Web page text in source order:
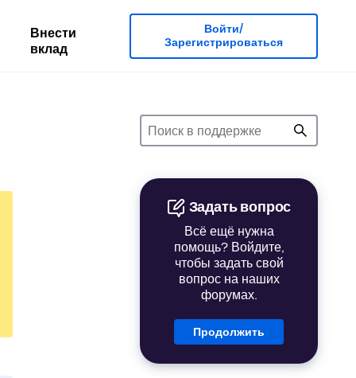
Внести
вклад
Войти/
Зарегистрироваться
Задать вопрос
Всё ещё нужна
помощь? Войдите,
чтобы задать свой
вопрос на наших
форумах.
Продолжить